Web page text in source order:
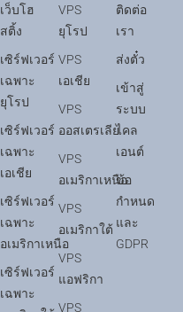
เว็บโฮ
สติ้ง
เซิร์ฟเวอร์
เฉพาะ
ยุโรป
เซิร์ฟเวอร์
เฉพาะ
เอเชีย
เซิร์ฟเวอร์
เฉพาะ
อเมริกาเหนือ
เซิร์ฟเวอร์
เฉพาะ
VPS
ยุโรป
VPS
เอเชีย
VPS
ออสเตรเลีย
VPS
อเมริกาเหนือ
VPS
อเมริกาใต้
VPS
แอฟริกา
VPS
ติดต่อ
เรา
ส่งตั๋ว
เข้าสู่
ระบบ
ไคล
เอนต์
ข้อ
กำหนด
และ
GDPR